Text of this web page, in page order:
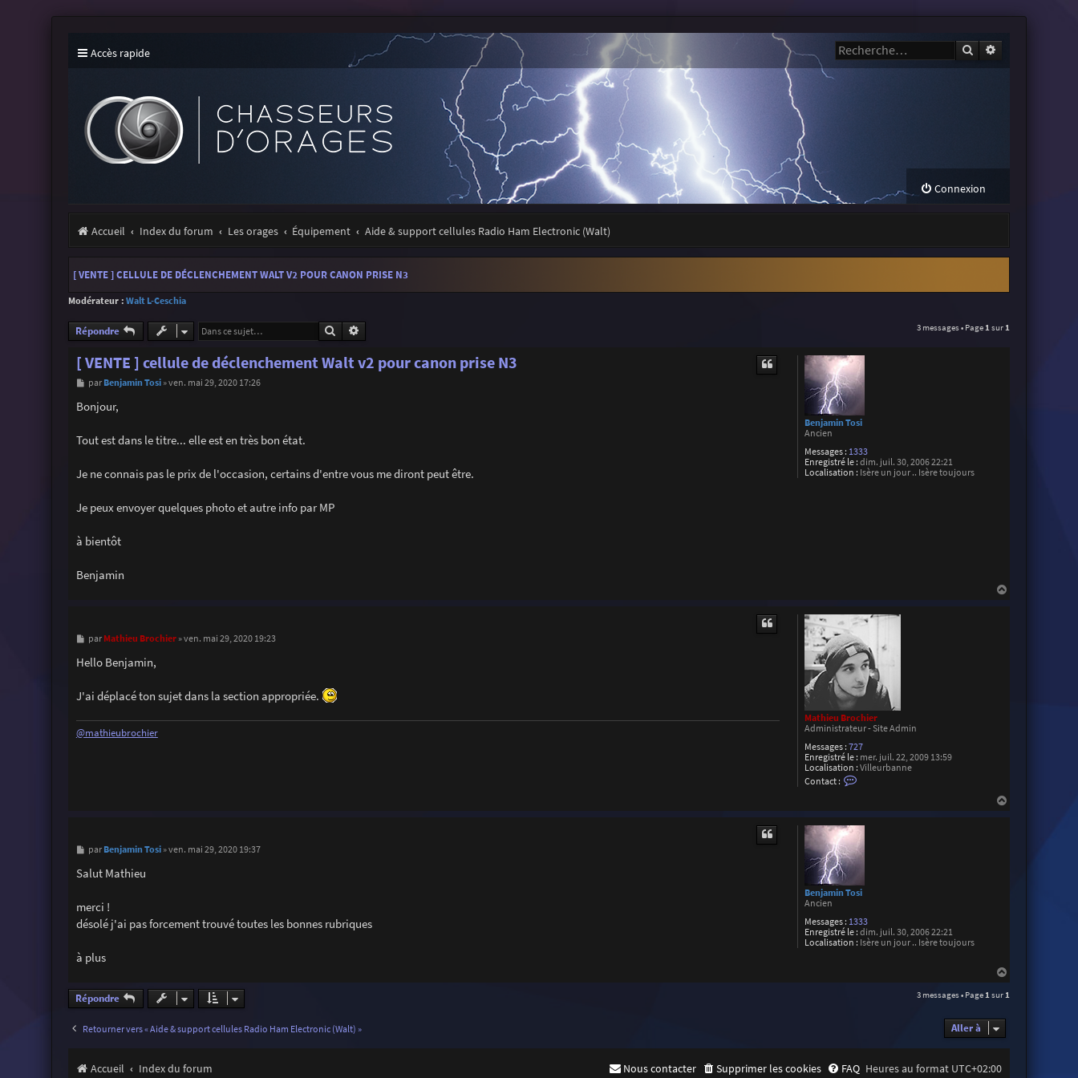
Accès rapide Rechercher
Connexion
Accueil Index du forum Les orages Équipement Aide & support cellules Radio Ham Electronic (Walt)
[ VENTE ] CELLULE DE DÉCLENCHEMENT WALT V2 POUR CANON PRISE N3
Modérateur : Walt L-Ceschia
Répondre Rechercher 3 messages • Page 1 sur 1
Benjamin Tosi
Ancien
Messages : 1333
Enregistré le : dim. juil. 30, 2006 22:21
Localisation : Isère un jour .. Isère toujours
[ VENTE ] cellule de déclenchement Walt v2 pour canon prise N3
M
s
s
e
par Benjamin Tosi»ven. mai 29, 2020 17:26
Bonjour,
Tout est dans le titre... elle est en très bon état.
Je ne connais pas le prix de l'occasion, certains d'entre vous me diront peut être.
Je peux envoyer quelques photo et autre info par MP
à bientôt
Benjamin
Mathieu Brochier
Administrateur - Site Admin
Messages : 727
Enregistré le : mer. juil. 22, 2009 13:59
Localisation : Villeurbanne
Contact :
c
t
e
r
t
e
u
B
M
s
s
e
par Mathieu Brochier»ven. mai 29, 2020 19:23
Hello Benjamin,
J'ai déplacé ton sujet dans la section appropriée.
@mathieubrochier
Benjamin Tosi
Ancien
Messages : 1333
Enregistré le : dim. juil. 30, 2006 22:21
Localisation : Isère un jour .. Isère toujours
M
s
s
e
par Benjamin Tosi»ven. mai 29, 2020 19:37
Salut Mathieu
merci !
désolé j'ai pas forcement trouvé toutes les bonnes rubriques
à plus
a
u
Répondre 3 messages • Page 1 sur 1
Retourner vers « Aide & support cellules Radio Ham Electronic (Walt) » Aller à
Accueil Index du forum Heures au format UTC+02:00
FAQ
Supprimer les cookies
Nous contacter